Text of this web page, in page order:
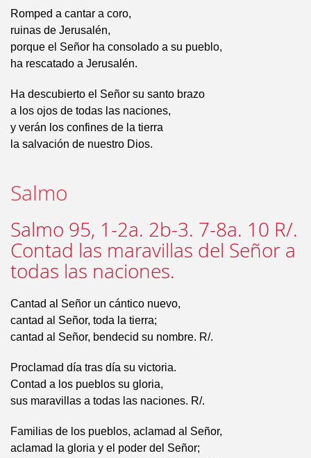
Romped a cantar a coro,
ruinas de Jerusalén,
porque el Señor ha consolado a su pueblo,
ha rescatado a Jerusalén.
Ha descubierto el Señor su santo brazo
a los ojos de todas las naciones,
y verán los confines de la tierra
la salvación de nuestro Dios.
Salmo
Salmo 95, 1-2a. 2b-3. 7-8a. 10 R/.
Contad las maravillas del Señor a
todas las naciones.
Cantad al Señor un cántico nuevo,
cantad al Señor, toda la tierra;
cantad al Señor, bendecid su nombre. R/.
Proclamad día tras día su victoria.
Contad a los pueblos su gloria,
sus maravillas a todas las naciones. R/.
Familias de los pueblos, aclamad al Señor,
aclamad la gloria y el poder del Señor;